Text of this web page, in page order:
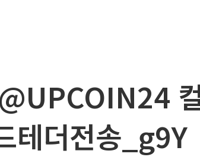
테더전송_g9Y